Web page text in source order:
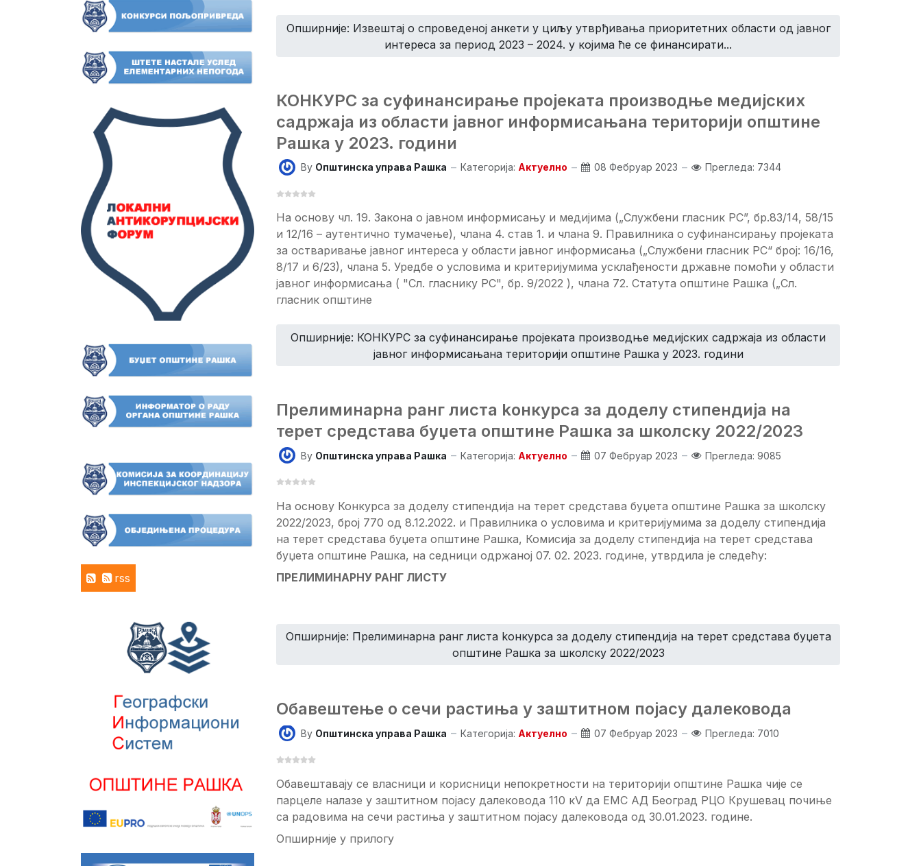
Опширније: Извештај о спроведеној анкети у циљу утврђивања приоритетних области од јавног
интереса за период 2023 – 2024. у којима ће се финансирати...
КОНКУРС за суфинансирање проjеката производње медијских
садржаја из области jавног информисањана територији општине
Рашка у 2023. години
By Општинска управа Рашка Категорија: Актуелно 08 Фебруар 2023 Прегледа: 7344
На основу чл. 19. Закона о јавном информисању и медијима („Службени гласник РС”, бр.83/14, 58/15
и 12/16 – аутентично тумачење), члана 4. став 1. и члана 9. Правилника о суфинансирању пројеката
за остваривање јавног интереса у области јавног информисања („Службени гласник РС“ број: 16/16,
8/17 и 6/23), члана 5. Уредбе о условима и критеријумима усклађености државне помоћи у области
јавног информисања ( "Сл. гласнику РС", бр. 9/2022 ), члана 72. Статута општине Рашка („Сл.
гласник општине
Опширније: КОНКУРС за суфинансирање проjеката производње медијских садржаја из области
jавног информисањана територији општине Рашка у 2023. години
Прелиминарна ранг листа kонкурсa за доделу стипендија на
терет средстава буџета општине Рашка за школску 2022/2023
By Општинска управа Рашка Категорија: Актуелно 07 Фебруар 2023 Прегледа: 9085
На основу Конкурса за доделу стипендија на терет средстава буџета општине Рашка за школску
2022/2023, број 770 од 8.12.2022. и Правилника о условима и критеријумима за доделу стипендија
на терет средстава буџета општине Рашка, Комисијa за доделу стипендија на терет средстава
буџета општине Рашка, на седници одржаној 07. 02. 2023. године, утврдила је следећу:
ПРЕЛИМИНАРНУ РАНГ ЛИСТУ
Опширније: Прелиминарна ранг листа kонкурсa за доделу стипендија на терет средстава буџета
општине Рашка за школску 2022/2023
Обавештење о сечи растиња у заштитном појасу далековода
By Општинска управа Рашка Категорија: Актуелно 07 Фебруар 2023 Прегледа: 7010
Обавештавају се власници и корисници непокретности на територији општине Рашка чије се
парцеле налазе у заштитном појасу далековода 110 кV да ЕМС АД Београд РЦО Крушевац почиње
са радовима на сечи растиња у заштитном појасу далековода од 30.01.2023. године.
Опширније у прилогу
rss